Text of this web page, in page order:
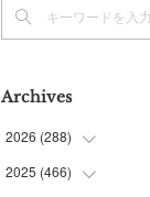
Archives
2026 (288)
(9)
2025 (466)